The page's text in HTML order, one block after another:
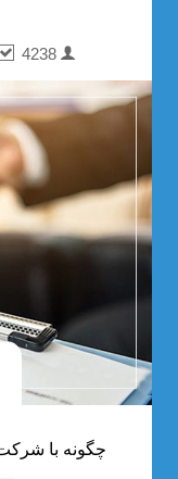
mirsaberi mahdi
4238
چگونه با